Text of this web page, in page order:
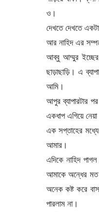
ও।
দেখতে দেখতে
আর নাহিদ এর
আব্বু আম্মুর ইচ্ছের
ছাড়াছাড়ি। এ
আমি।
আপুর ব্যাপারটার
একধাপ এগিয়ে
এক সপ্তাহের
আমার।
এদিকে নাহিদ
আমাকে অন্ধের মত
অনেক কষ্ট করে
পারলাম না।